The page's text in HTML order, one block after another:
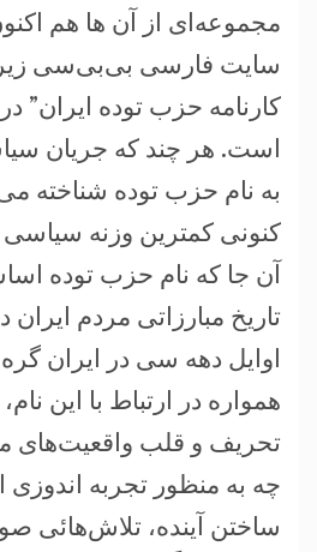
مجموعه‌ای از آن ها هم
سایت فارسی بی‌بی‌سی
کارنامه حزب توده ایران”
است. هر چند که جریان
به نام حزب توده شناخته
کنونی کمترین وزنه سیاسی
آن جا که نام حزب توده
تاریخ مبارزاتی مردم
اوایل دهه سی در ایران
همواره در ارتباط با این
تحریف و قلب واقعیت‌های
چه به منظور تجربه اندوزی
ساختن آینده، تلاش‌هائی